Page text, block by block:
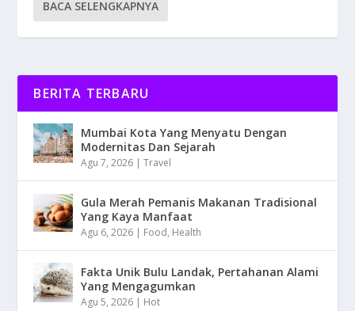
BACA SELENGKAPNYA
BERITA TERBARU
Mumbai Kota Yang Menyatu Dengan
Modernitas Dan Sejarah
Agu 7, 2026 |Travel
Gula Merah Pemanis Makanan Tradisional
Yang Kaya Manfaat
Agu 6, 2026 | Food, Health
Fakta Unik Bulu Landak, Pertahanan Alami
Yang Mengagumkan
Agu 5, 2026 | Hot